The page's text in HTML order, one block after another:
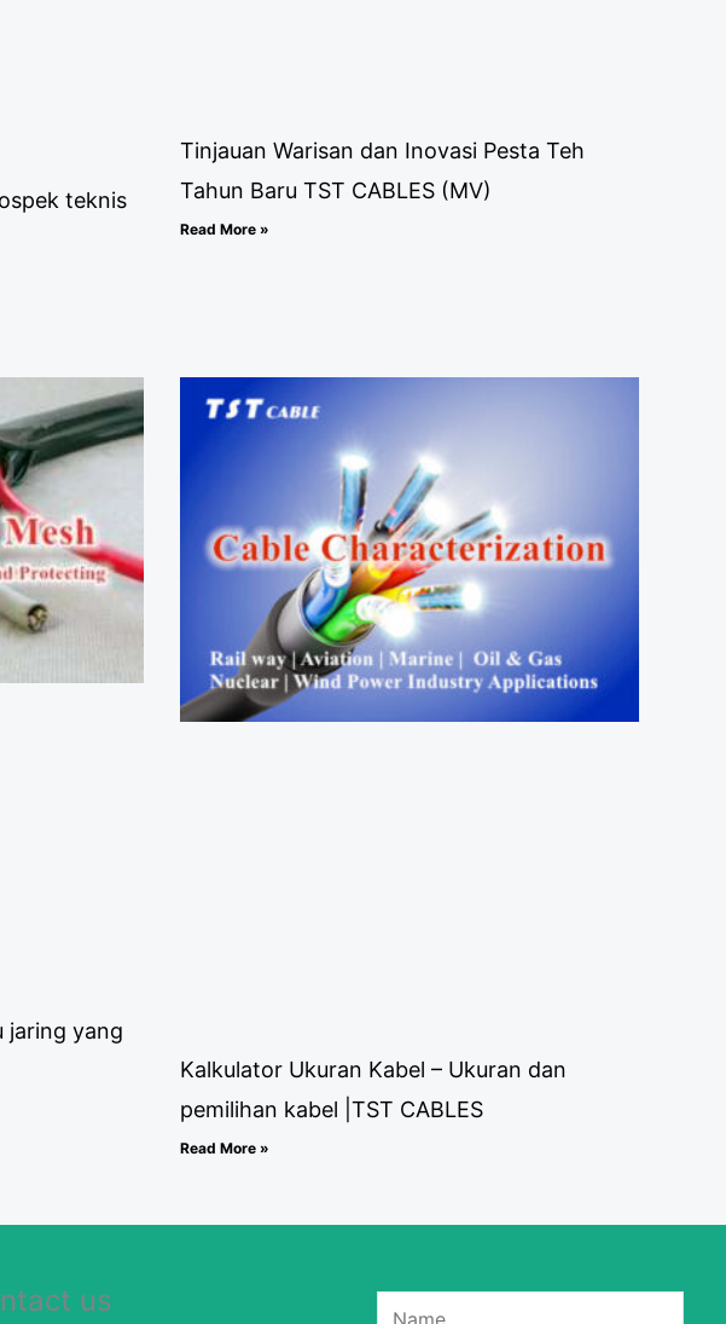
teknis
Tinjauan Warisan dan Inovasi Pesta Teh
Tahun Baru TST CABLES (MV)
Read More »
jaring yang
Kalkulator Ukuran Kabel – Ukuran dan
pemilihan kabel |TST CABLES
Read More »
us